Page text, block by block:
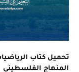
تحميل كتاب
المنهاج الفلسطيني